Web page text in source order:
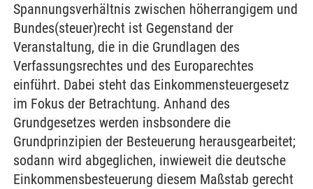
Spannungsverhältnis zwischen höherrangigem und
Bundes(steuer)recht ist Gegenstand der
Veranstaltung, die in die Grundlagen des
Verfassungsrechtes und des Europarechtes
einführt. Dabei steht das Einkommensteuergesetz
im Fokus der Betrachtung. Anhand des
Grundgesetzes werden insbsondere die
Grundprinzipien der Besteuerung herausgearbeitet;
sodann wird abgeglichen, inwieweit die deutsche
Einkommensbesteuerung diesem Maßstab gerecht